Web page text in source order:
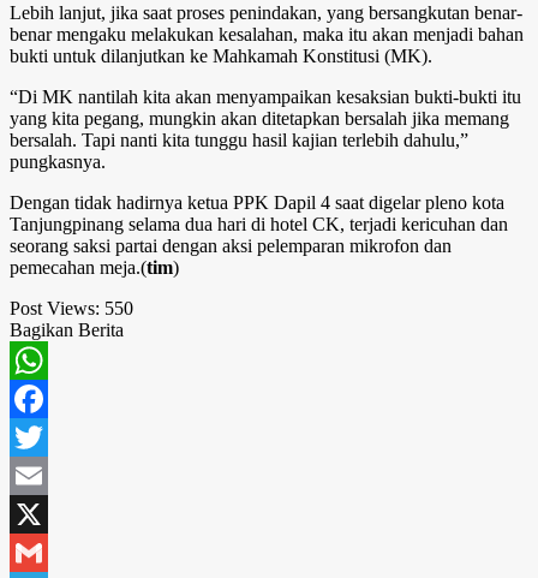
Lebih lanjut, jika saat proses penindakan, yang bersangkutan benar-
benar mengaku melakukan kesalahan, maka itu akan menjadi bahan
bukti untuk dilanjutkan ke Mahkamah Konstitusi (MK).
“Di MK nantilah kita akan menyampaikan kesaksian bukti-bukti itu
yang kita pegang, mungkin akan ditetapkan bersalah jika memang
bersalah. Tapi nanti kita tunggu hasil kajian terlebih dahulu,”
pungkasnya.
Dengan tidak hadirnya ketua PPK Dapil 4 saat digelar pleno kota
Tanjungpinang selama dua hari di hotel CK, terjadi kericuhan dan
seorang saksi partai dengan aksi pelemparan mikrofon dan
pemecahan meja.(tim)
Post Views: 550
Bagikan Berita
WhatsApp
Facebook
Twitter
Email
X